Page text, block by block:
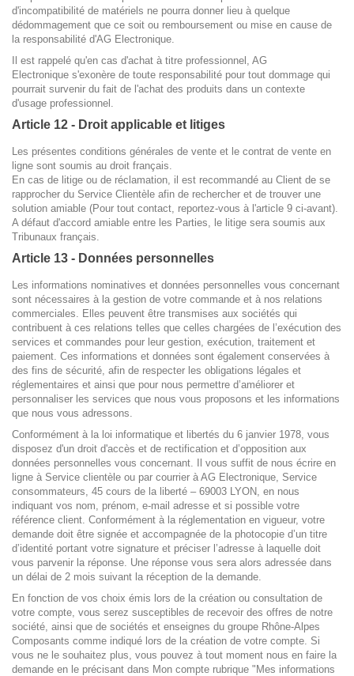
d'incompatibilité de matériels ne pourra donner lieu à quelque
dédommagement que ce soit ou remboursement ou mise en cause de
la responsabilité d'AG Electronique.
Il est rappelé qu'en cas d'achat à titre professionnel, AG
Electronique s'exonère de toute responsabilité pour tout dommage qui
pourrait survenir du fait de l'achat des produits dans un contexte
d'usage professionnel.
Article 12 - Droit applicable et litiges
Les présentes conditions générales de vente et le contrat de vente en
ligne sont soumis au droit français.
En cas de litige ou de réclamation, il est recommandé au Client de se
rapprocher du Service Clientèle afin de rechercher et de trouver une
solution amiable (Pour tout contact, reportez-vous à l'article 9 ci-avant).
A défaut d'accord amiable entre les Parties, le litige sera soumis aux
Tribunaux français.
Article 13 - Données personnelles
Les informations nominatives et données personnelles vous concernant
sont nécessaires à la gestion de votre commande et à nos relations
commerciales. Elles peuvent être transmises aux sociétés qui
contribuent à ces relations telles que celles chargées de l’exécution des
services et commandes pour leur gestion, exécution, traitement et
paiement. Ces informations et données sont également conservées à
des fins de sécurité, afin de respecter les obligations légales et
réglementaires et ainsi que pour nous permettre d’améliorer et
personnaliser les services que nous vous proposons et les informations
que nous vous adressons.
Conformément à la loi informatique et libertés du 6 janvier 1978, vous
disposez d'un droit d'accès et de rectification et d’opposition aux
données personnelles vous concernant. Il vous suffit de nous écrire en
ligne à Service clientèle ou par courrier à AG Electronique, Service
consommateurs, 45 cours de la liberté – 69003 LYON, en nous
indiquant vos nom, prénom, e-mail adresse et si possible votre
référence client. Conformément à la réglementation en vigueur, votre
demande doit être signée et accompagnée de la photocopie d’un titre
d’identité portant votre signature et préciser l’adresse à laquelle doit
vous parvenir la réponse. Une réponse vous sera alors adressée dans
un délai de 2 mois suivant la réception de la demande.
En fonction de vos choix émis lors de la création ou consultation de
votre compte, vous serez susceptibles de recevoir des offres de notre
société, ainsi que de sociétés et enseignes du groupe Rhône-Alpes
Composants comme indiqué lors de la création de votre compte. Si
vous ne le souhaitez plus, vous pouvez à tout moment nous en faire la
demande en le précisant dans Mon compte rubrique "Mes informations